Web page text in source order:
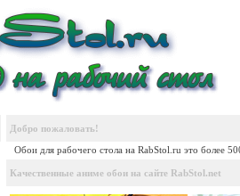
Добро пожаловать!
Обои для рабочего стола на RabStol.ru это более
Качественные аниме обои на сайте RabStol.net